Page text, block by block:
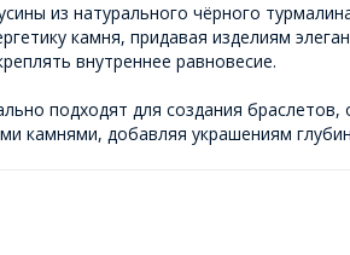
из натурального чёрного
камня, придавая изделиям
внутреннее равновесие.
подходят для создания
камнями, добавляя украшениям